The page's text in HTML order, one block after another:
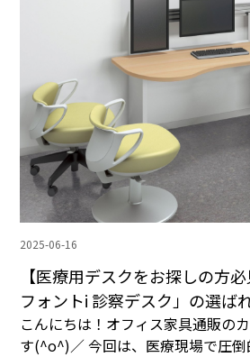
2025-06-16
【医療用デスクをお探しの方
フォントi 診察デスク」の選ば
こんにちは！オフィス家具通販の
す(^o^)／ 今回は、医療現場で圧